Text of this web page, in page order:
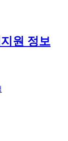
원 정보